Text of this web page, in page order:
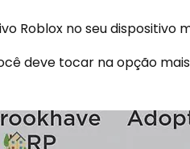
Roblox no seu dispositivo
deve tocar na opção